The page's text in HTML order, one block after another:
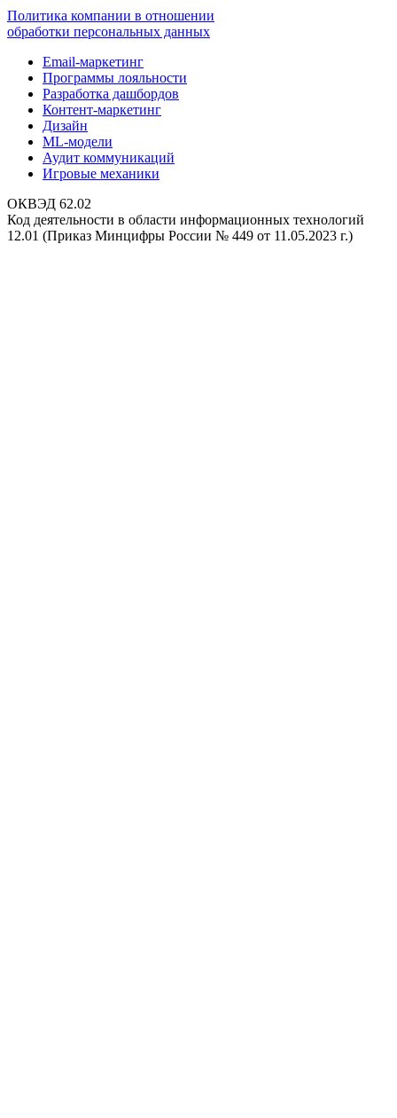
Политика компании в отношении
обработки персональных данных
Email-маркетинг
Программы лояльности
Разработка дашбордов
Контент-маркетинг
Дизайн
ML-модели
Аудит коммуникаций
Игровые механики
ОКВЭД 62.02
Код деятельности в области информационных технологий
12.01 (Приказ Минцифры России № 449 от 11.05.2023 г.)